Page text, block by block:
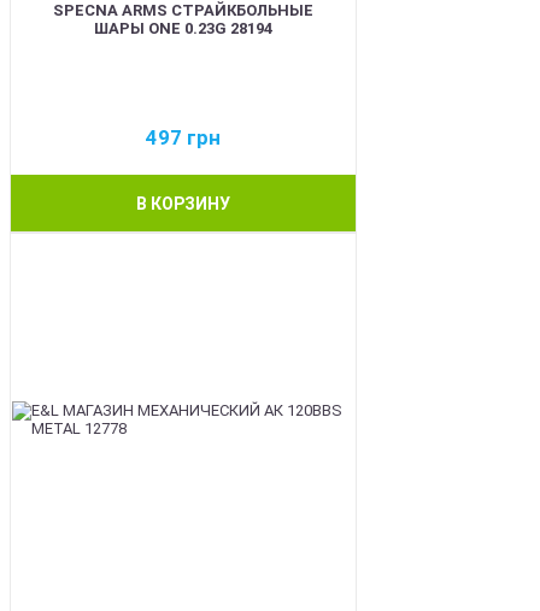
SPECNA ARMS СТРАЙКБОЛЬНЫЕ
ШАРЫ ONE 0.23G 28194
497 грн
В КОРЗИНУ